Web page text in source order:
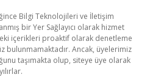
Bilgi Teknolojileri ve İletişim
bir Yer Sağlayıcı olarak hizmet
içerikleri proaktif olarak denetleme
bulunmamaktadır. Ancak, üyelerimiz
taşımakta olup, siteye üye olarak